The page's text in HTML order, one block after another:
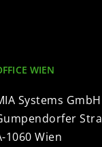
WIEN
Systems GmbH
1060 Wien